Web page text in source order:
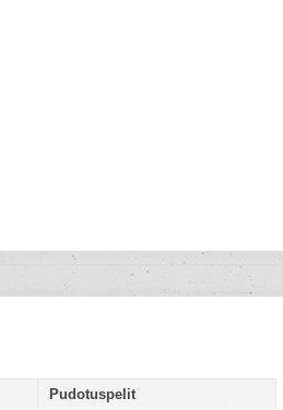
Pudotuspelit